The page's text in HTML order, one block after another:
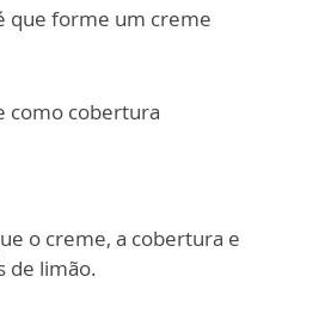
que forme um creme
como cobertura
o creme, a cobertura e
de limão.